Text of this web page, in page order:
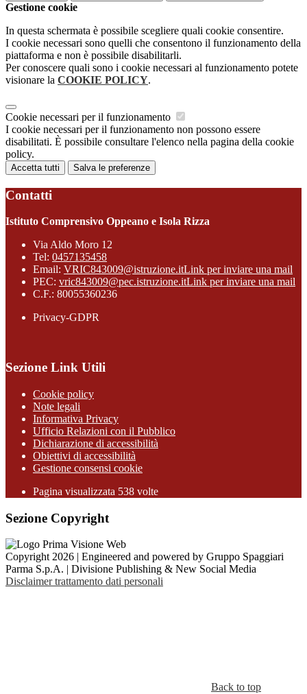
Gestione cookie
In questa schermata è possibile scegliere quali cookie consentire.
I cookie necessari sono quelli che consentono il funzionamento della
piattaforma e non è possibile disabilitarli.
Per conoscere quali sono i cookie necessari al funzionamento potete
visionare la COOKIE POLICY.
Cookie necessari per il funzionamento
I cookie necessari per il funzionamento non possono essere
disabilitati. È possibile consultare l'elenco nella pagina della cookie
policy.
Accetta tutti Salva le preferenze
Contatti
Istituto Comprensivo Oppeano e Isola Rizza
Via Aldo Moro 12
Tel: 0457135458
Email: VRIC843009@istruzione.itLink per inviare una mail
PEC: vric843009@pec.istruzione.itLink per inviare una mail
C.F.: 80055360236
Privacy-GDPR
Sezione Link Utili
Cookie policy
Note legali
Informativa Privacy
Ufficio Relazioni con il Pubblico
Dichiarazione di accessibilità
Obiettivi di accessibilità
Gestione consensi cookie
Pagina visualizzata 538 volte
Sezione Copyright
Copyright 2026 | Engineered and powered by Gruppo Spaggiari
Parma S.p.A. | Divisione Publishing & New Social Media
Disclaimer trattamento dati personali
Back to top